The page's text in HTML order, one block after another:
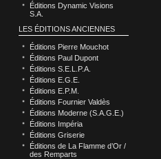
Éditions Dynamic Visions
S.A.
LES ÉDITIONS ANCIENNES
Éditions Pierre Mouchot
Éditions Paul Dupont
Éditions S.E.L.P.A.
Éditions E.G.E.
Éditions E.P.M.
Éditions Fournier Valdès
Éditions Moderne (S.A.G.E.)
Éditions Impéria
Éditions Griserie
Éditions de La Flamme d’Or /
des Remparts